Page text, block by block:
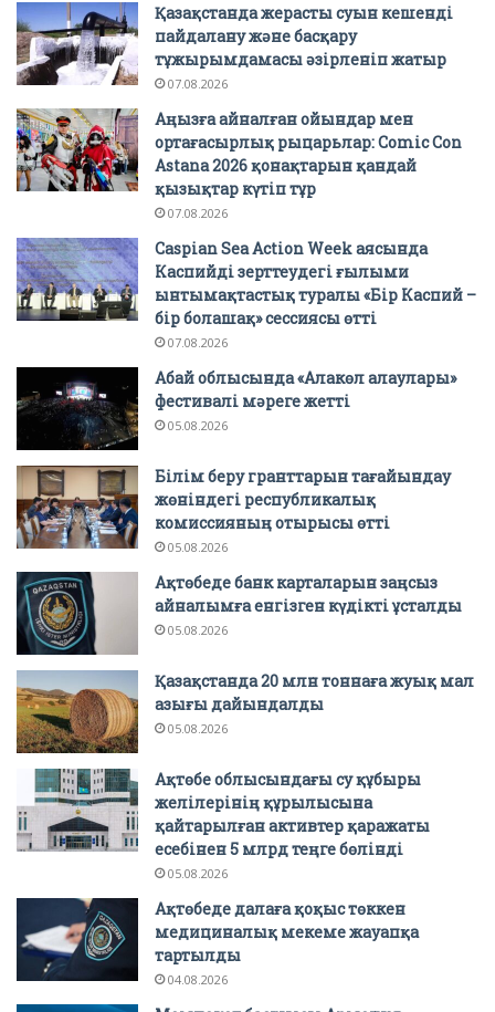
Қазақстанда жерасты суын кешенді
пайдалану және басқару
тұжырымдамасы әзірленіп жатыр
07.08.2026
Аңызға айналған ойындар мен
ортағасырлық рыцарьлар: Comic Con
Astana 2026 қонақтарын қандай
қызықтар күтіп тұр
07.08.2026
Caspian Sea Action Week аясында
Каспийді зерттеудегі ғылыми
ынтымақтастық туралы «Бір Каспий –
бір болашақ» сессиясы өтті
07.08.2026
Абай облысында «Алакөл алаулары»
фестивалі мәреге жетті
05.08.2026
Білім беру гранттарын тағайындау
жөніндегі республикалық
комиссияның отырысы өтті
05.08.2026
Ақтөбеде банк карталарын заңсыз
айналымға енгізген күдікті ұсталды
05.08.2026
Қазақстанда 20 млн тоннаға жуық мал
азығы дайындалды
05.08.2026
Ақтөбе облысындағы су құбыры
желілерінің құрылысына
қайтарылған активтер қаражаты
есебінен 5 млрд теңге бөлінді
05.08.2026
Ақтөбеде далаға қоқыс төккен
медициналық мекеме жауапқа
тартылды
04.08.2026